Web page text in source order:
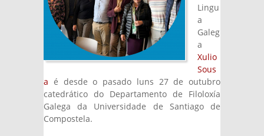
Lingu
a
Galeg
a
Xulio
Sous
a é desde o pasado luns 27 de outubro
catedrático do Departamento de Filoloxía
Galega da Universidade de Santiago de
Compostela.